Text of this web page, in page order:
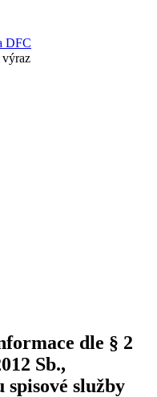
DFC
dle § 2
Sb.,
spisové služby